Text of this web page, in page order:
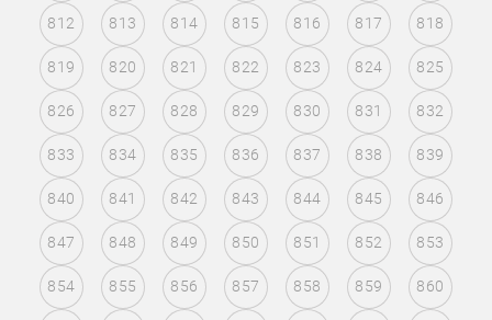
812 813 814 815 816 817 818
819 820 821 822 823 824 825
826 827 828 829 830 831 832
833 834 835 836 837 838 839
840 841 842 843 844 845 846
847 848 849 850 851 852 853
854 855 856 857 858 859 860